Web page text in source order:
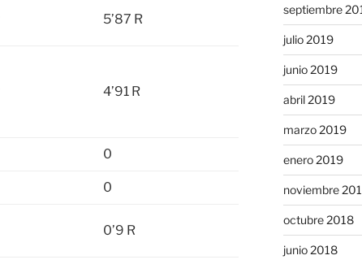
5’87 R
4’91 R
0
0
0’9 R
septiembre
julio 2019
junio 2019
abril 2019
marzo 2019
enero 2019
noviembre
octubre 2018
junio 2018